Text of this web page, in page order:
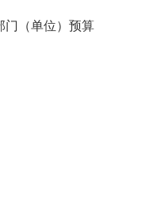
门（单位）预算